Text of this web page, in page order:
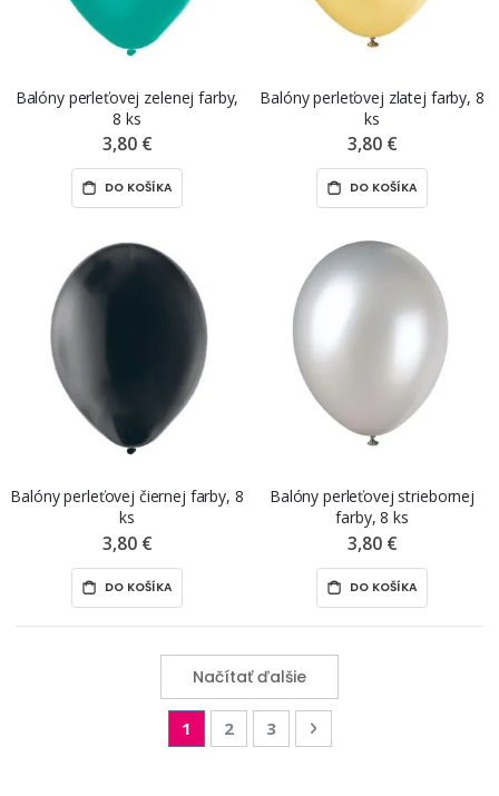
Balóny perleťovej zelenej farby,
8 ks
3,80 €
DO KOŠÍKA
Balóny perleťovej zlatej farby, 8
ks
3,80 €
DO KOŠÍKA
Balóny perleťovej čiernej farby, 8
ks
3,80 €
DO KOŠÍKA
Balóny perleťovej striebornej
farby, 8 ks
3,80 €
DO KOŠÍKA
Načítať ďalšie
PageYou're currently reading page
1 Page
2 Page
3 Page
Nasledujúca